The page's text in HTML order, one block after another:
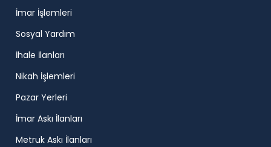
İmar İşlemleri
Sosyal Yardım
İhale İlanları
Nikah İşlemleri
Pazar Yerleri
İmar Askı İlanları
Metruk Askı İlanları